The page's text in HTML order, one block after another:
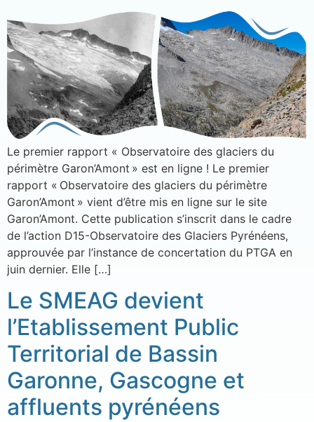
Le premier rapport « Observatoire des glaciers du
périmètre Garon’Amont » est en ligne ! Le premier
rapport « Observatoire des glaciers du périmètre
Garon’Amont » vient d’être mis en ligne sur le site
Garon’Amont. Cette publication s’inscrit dans le cadre
de l’action D15-Observatoire des Glaciers Pyrénéens,
approuvée par l’instance de concertation du PTGA en
juin dernier. Elle […]
Le SMEAG devient
l’Etablissement Public
Territorial de Bassin
Garonne, Gascogne et
affluents pyrénéens